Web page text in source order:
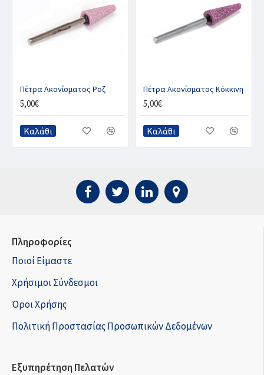
Πέτρα Ακονίσματος Ροζ
5,00€
Καλάθι
Πέτρα Ακονίσματος Κόκκινη
5,00€
Καλάθι
Πληροφορίες
Ποιοί Είμαστε
Χρήσιμοι Σύνδεσμοι
Όροι Χρήσης
Πολιτική Προστασίας Προσωπικών Δεδομένων
Εξυπηρέτηση Πελατών